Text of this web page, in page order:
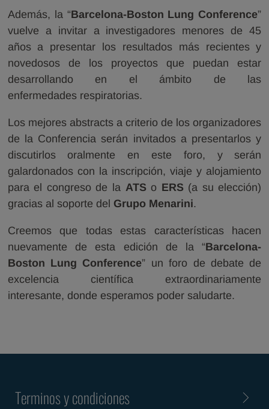
Además, la “Barcelona-Boston Lung Conference”
vuelve a invitar a investigadores menores de 45
años a presentar los resultados más recientes y
novedosos de los proyectos que puedan estar
desarrollando en el ámbito de las
enfermedades respiratorias.
Los mejores abstracts a criterio de los organizadores
de la Conferencia serán invitados a presentarlos y
discutirlos oralmente en este foro, y serán
galardonados con la inscripción, viaje y alojamiento
para el congreso de la ATSo ERS(a su elección)
gracias al soporte del Grupo Menarini.
Creemos que todas estas características hacen
nuevamente de esta edición de la “Barcelona-
Boston Lung Conference” un foro de debate de
excelencia científica extraordinariamente
interesante, donde esperamos poder saludarte.
Terminos y condiciones